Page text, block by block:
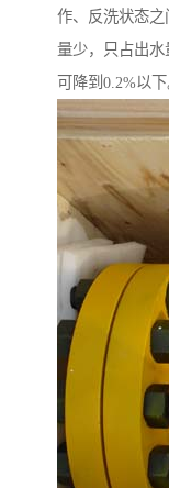
作、反洗状态
量少，只占出水
可降到0.2%以下